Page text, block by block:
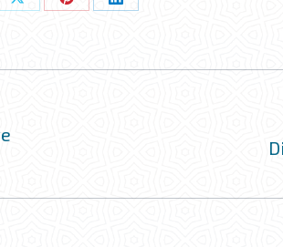
PartagerPartagerPartager